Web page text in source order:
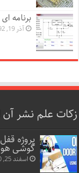
برنامه
آذر 19, 1392
زکات علم نشر
گوشی
اسفند 25, 1400